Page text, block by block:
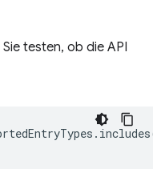
testen, ob die API
. includes